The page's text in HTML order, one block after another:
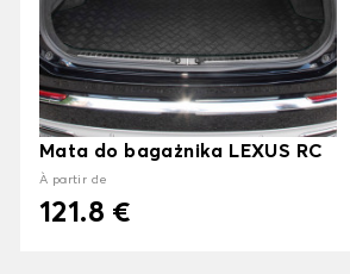
Mata do bagażnika LEXUS RC
À partir de
121.8 €